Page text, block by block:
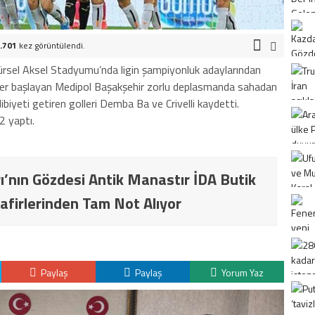
kez görüntülendi.
Aksel Stadyumu’nda ligin şampiyonluk adaylarından
başlayan Medipol Başakşehir zorlu deplasmanda sahadan
getiren golleri Demba Ba ve Crivelli kaydetti.
yaptı.
Gözdesi Antik Manastır İDA Butik
Tam Not Alıyor
Paylaş Paylaş Yorum Yaz